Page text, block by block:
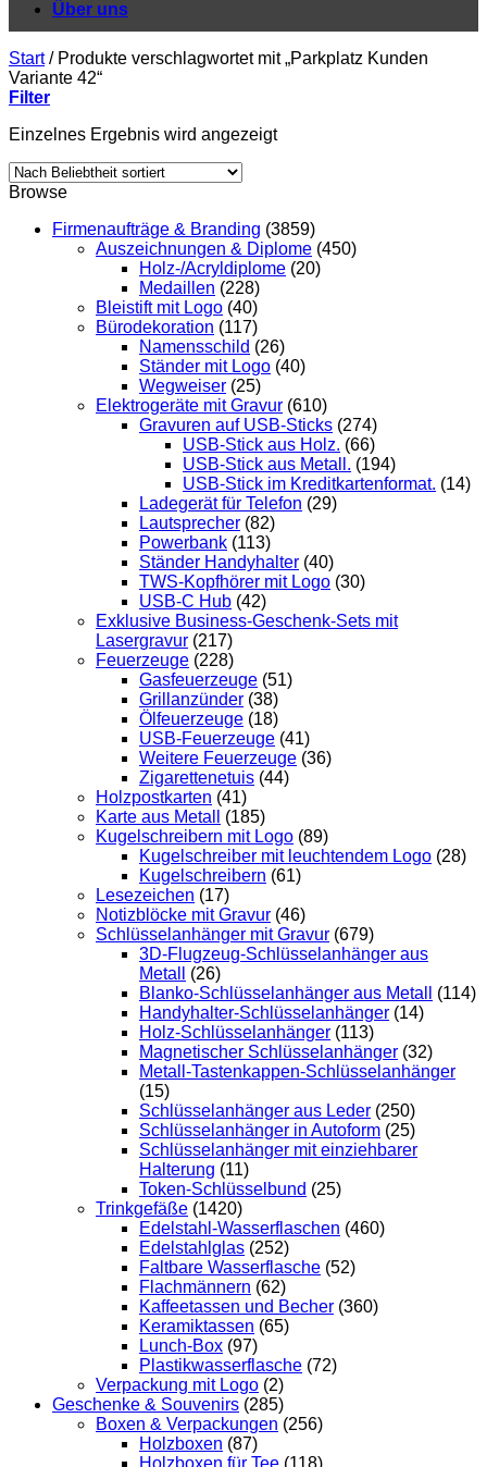
Über uns
Start /Produkte verschlagwortet mit „Parkplatz Kunden
Variante 42“
Filter
Einzelnes Ergebnis wird angezeigt
Browse
Firmenaufträge & Branding (3859)
Auszeichnungen & Diplome (450)
Holz-/Acryldiplome (20)
Medaillen (228)
Bleistift mit Logo (40)
Bürodekoration (117)
Namensschild (26)
Ständer mit Logo (40)
Wegweiser (25)
Elektrogeräte mit Gravur (610)
Gravuren auf USB-Sticks (274)
USB-Stick aus Holz. (66)
USB-Stick aus Metall. (194)
USB-Stick im Kreditkartenformat. (14)
Ladegerät für Telefon (29)
Lautsprecher (82)
Powerbank (113)
Ständer Handyhalter (40)
TWS-Kopfhörer mit Logo (30)
USB-C Hub (42)
Exklusive Business-Geschenk-Sets mit
Lasergravur (217)
Feuerzeuge (228)
Gasfeuerzeuge (51)
Grillanzünder (38)
Ölfeuerzeuge (18)
USB-Feuerzeuge (41)
Weitere Feuerzeuge (36)
Zigarettenetuis (44)
Holzpostkarten (41)
Karte aus Metall
(185)
Kugelschreibern mit Logo (89)
Kugelschreiber mit leuchtendem Logo (28)
Kugelschreibern (61)
Lesezeichen (17)
Notizblöcke mit Gravur (46)
Schlüsselanhänger mit Gravur (679)
3D-Flugzeug-Schlüsselanhänger aus
Metall
(26)
Blanko-Schlüsselanhänger aus Metall
(114)
Handyhalter-Schlüsselanhänger (14)
Holz-Schlüsselanhänger (113)
Magnetischer Schlüsselanhänger (32)
Metall-Tastenkappen-Schlüsselanhänger
(15)
Schlüsselanhänger aus Leder (250)
Schlüsselanhänger in Autoform (25)
Schlüsselanhänger mit einziehbarer
Halterung (11)
Token-Schlüsselbund (25)
Trinkgefäße (1420)
Edelstahl-Wasserflaschen (460)
Edelstahlglas (252)
Faltbare Wasserflasche (52)
Flachmännern (62)
Kaffeetassen und Becher (360)
Keramiktassen (65)
Lunch-Box (97)
Plastikwasserflasche (72)
Verpackung mit Logo (2)
Geschenke & Souvenirs (285)
Boxen & Verpackungen (256)
Holzboxen (87)
Holzboxen für Tee (118)